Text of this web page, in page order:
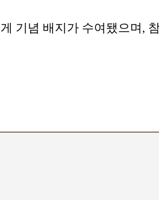
기념 배지가 수여됐으며,